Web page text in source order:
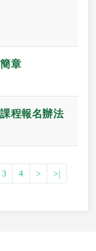
章
程報名辦法
3 4 > >|